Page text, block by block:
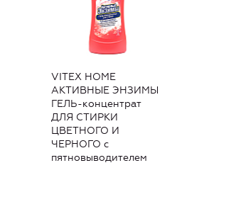
VITEX HOME
АКТИВНЫЕ ЭНЗИМЫ
ГЕЛЬ-концентрат
ДЛЯ СТИРКИ
ЦВЕТНОГО И
ЧЕРНОГО с
пятновыводителем